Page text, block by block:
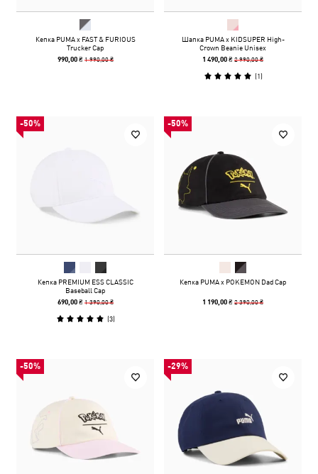
Кепка PUMA x FAST & FURIOUS
Trucker Cap
990,00 ₴ 1 990,00 ₴
Шапка PUMA x KIDSUPER High-
Crown Beanie Unisex
1 490,00 ₴2 990,00 ₴
(1)
-50%
Кепка PREMIUM ESS CLASSIC
Baseball Cap
690,00 ₴ 1 390,00 ₴
(3)
-50%
Кепка PUMA x POKEMON Dad Cap
1 190,00 ₴2 390,00 ₴
-50% -29%